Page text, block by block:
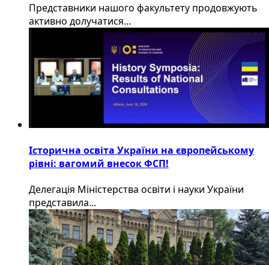
​Представники нашого факультету продовжують
активно долучатися...
Історична освіта України на європейському
рівні: вагомий внесок ФСП!
Делегація Міністерства освіти і науки України
представила...